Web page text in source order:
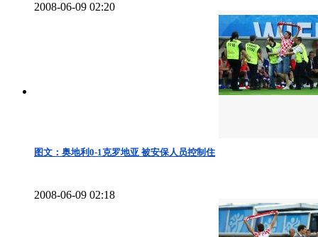
2008-06-09 02:20
图文：奥地利0-1克罗地亚 被安保人员控制住
2008-06-09 02:18